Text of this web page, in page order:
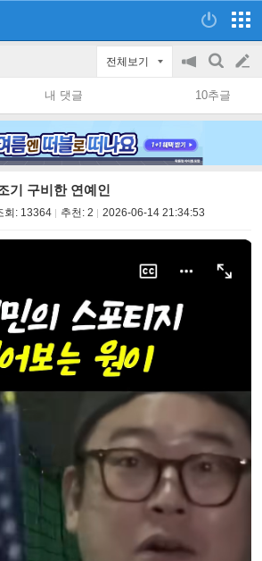
전체보기
공
지
on/off
검
색
글
쓰
내 댓글 10추글
기 구비한 연예인
회: 13364 추천: 2 2026-06-14 21:34:53